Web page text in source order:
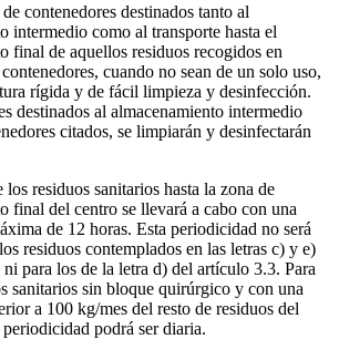
contenedores destinados tanto al
intermedio como al transporte hasta el
final de aquellos residuos recogidos en
cuando no sean de un solo uso,
rígida y de fácil limpieza y desinfección.
destinados al almacenamiento intermedio
citados, se limpiarán y desinfectarán
los residuos sanitarios hasta la zona de
final del centro se llevará a cabo con una
de 12 horas. Esta periodicidad no será
residuos contemplados en las letras c) y e)
para los de la letra d) del artículo 3.3. Para
sanitarios sin bloque quirúrgico y con una
a 100 kg/mes del resto de residuos del
podrá ser diaria.